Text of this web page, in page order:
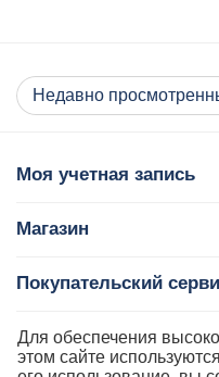
Недавно
Моя учетная запись
Магазин
Покупательский
Контакты
Для обеспечения
этом сайте